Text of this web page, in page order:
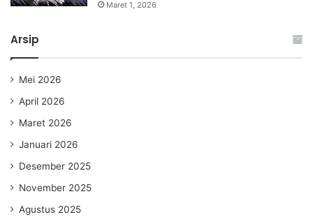
Maret 1, 2026
Arsip
Mei 2026
April 2026
Maret 2026
Januari 2026
Desember 2025
November 2025
Agustus 2025